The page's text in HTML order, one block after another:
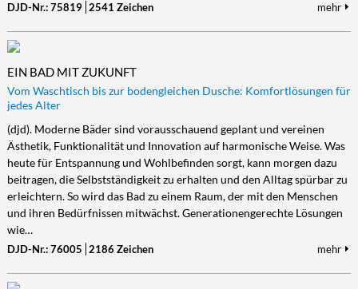
DJD-Nr.: 75819 2541 Zeichen mehr
EIN BAD MIT ZUKUNFT
Vom Waschtisch bis zur bodengleichen Dusche: Komfortlösungen für
jedes Alter
(djd). Moderne Bäder sind vorausschauend geplant und vereinen
Ästhetik, Funktionalität und Innovation auf harmonische Weise. Was
heute für Entspannung und Wohlbefinden sorgt, kann morgen dazu
beitragen, die Selbstständigkeit zu erhalten und den Alltag spürbar zu
erleichtern. So wird das Bad zu einem Raum, der mit den Menschen
und ihren Bedürfnissen mitwächst. Generationengerechte Lösungen
wie…
DJD-Nr.: 76005 2186 Zeichen mehr